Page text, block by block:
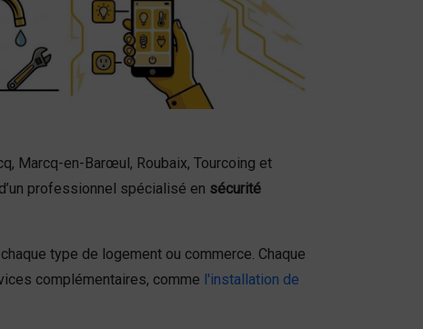
Marcq-en-Barœul, Roubaix, Tourcoing et
professionnel spécialisé en sécurité
type de logement ou commerce. Chaque
complémentaires, comme l'installation de